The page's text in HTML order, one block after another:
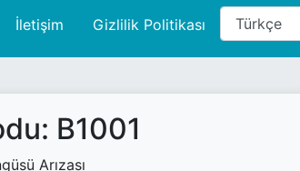
İletişim Gizlilik Politikası
B1001
Arızası